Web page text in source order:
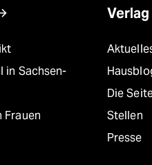
in Sachsen-
Frauen
Verlag
Die
Stellen
Presse